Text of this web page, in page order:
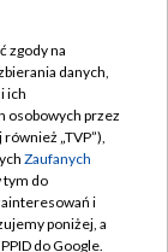
zgody na
danych,
ich
osobowych przez
„TVP”),
Zaufanych
tym do
i
poniżej, a
do Google.